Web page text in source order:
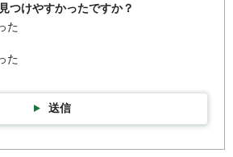
つけやすかったですか？
た
た
送信